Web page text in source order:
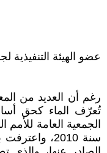
عضو الهيئة التنفيذية
رغم أن العديد من
تُعرّف الماء كحق
الجمعية العامة